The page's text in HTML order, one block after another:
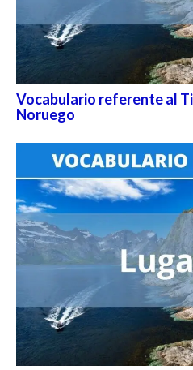
Vocabulario referente al
Noruego